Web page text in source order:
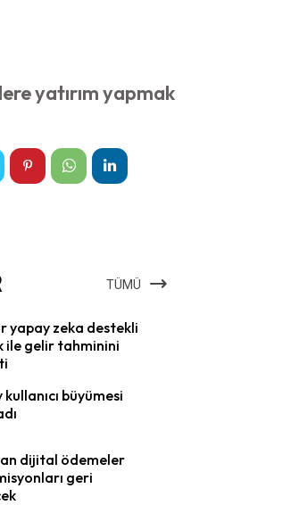
yatırım yapmak
TÜMÜ
yapay zeka destekli
ile gelir tahminini
büyümesi
dijital ödemeler
geri